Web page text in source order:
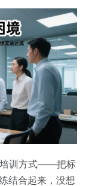
培训方式——把标
结合起来，没想